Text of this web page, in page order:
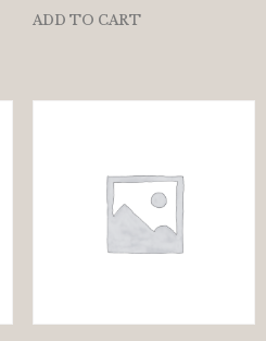
ADD TO CART